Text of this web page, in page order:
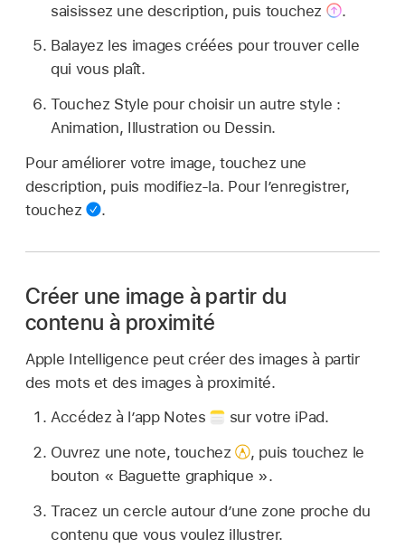
saisissez une description, puis touchez
.
Balayez les images créées pour trouver celle
qui vous plaît.
Touchez Style pour choisir un autre style :
Animation, Illustration ou Dessin.
Pour améliorer votre image, touchez une
description, puis modifiez-la. Pour l’enregistrer,
touchez
.
Créer une image à partir du
contenu à proximité
Apple Intelligence peut créer des images à partir
des mots et des images à proximité.
Accédez à l’app Notes
sur votre iPad.
Ouvrez une note, touchez
, puis touchez le
bouton « Baguette graphique ».
Tracez un cercle autour d’une zone proche du
contenu que vous voulez illustrer.